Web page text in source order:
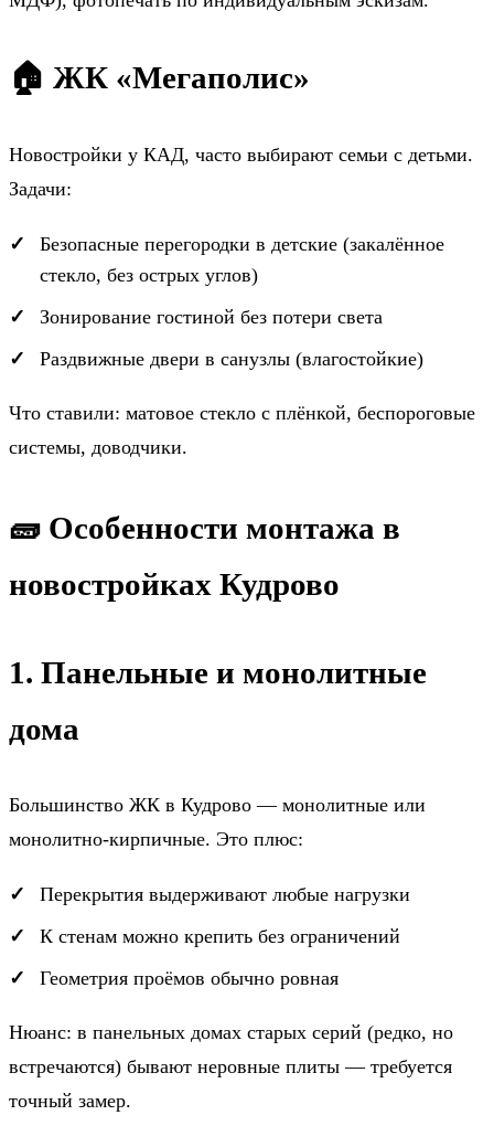
🏠 ЖК «Мегаполис»
Новостройки у КАД, часто выбирают семьи с детьми.
Задачи:
Безопасные перегородки в детские (закалённое
стекло, без острых углов)
Зонирование гостиной без потери света
Раздвижные двери в санузлы (влагостойкие)
Что ставили: матовое стекло с плёнкой, беспороговые
системы, доводчики.
🧱 Особенности монтажа в
новостройках Кудрово
1. Панельные и монолитные
дома
Большинство ЖК в Кудрово — монолитные или
монолитно-кирпичные. Это плюс:
Перекрытия выдерживают любые нагрузки
К стенам можно крепить без ограничений
Геометрия проёмов обычно ровная
Нюанс: в панельных домах старых серий (редко, но
встречаются) бывают неровные плиты — требуется
точный замер.